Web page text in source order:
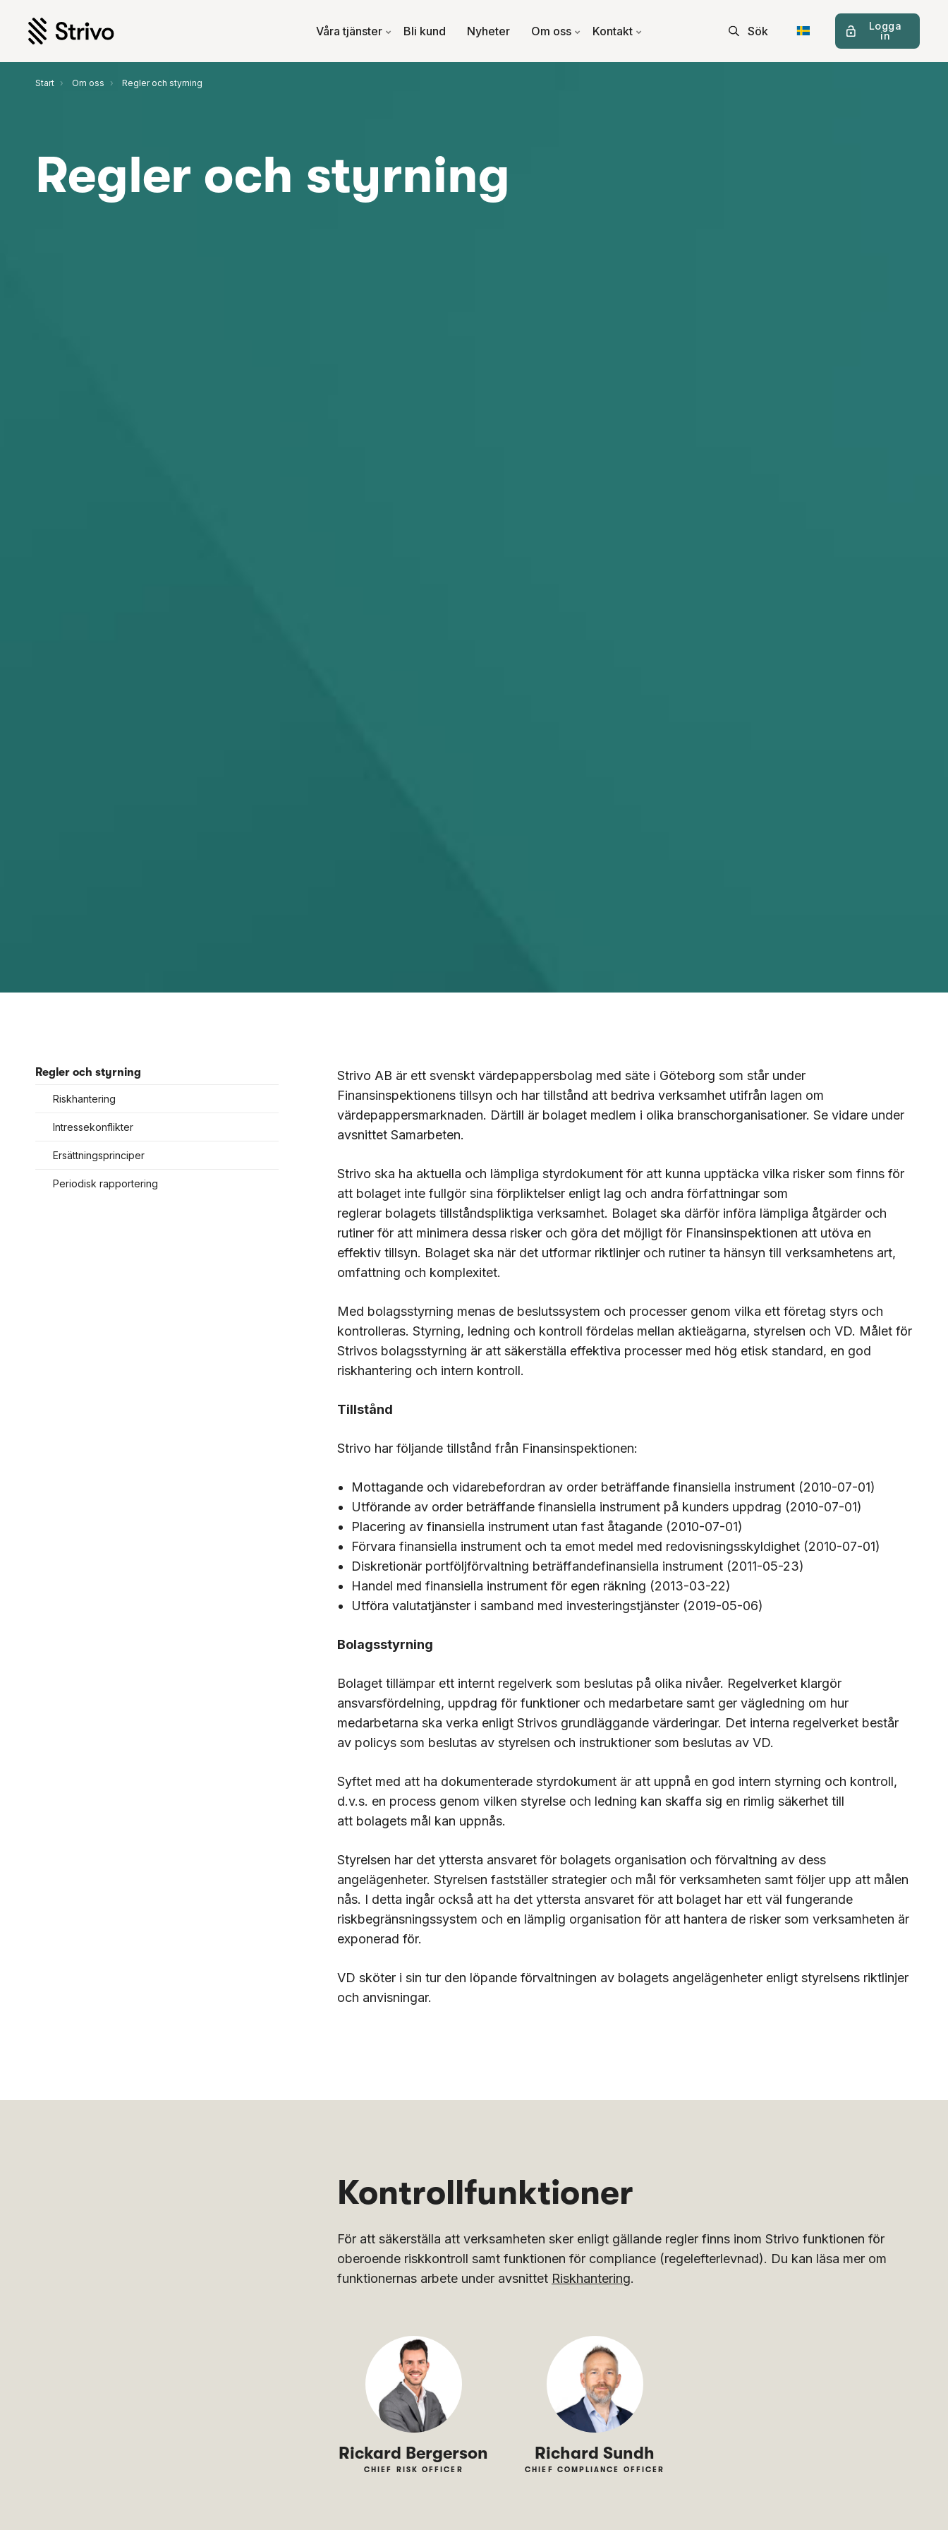
Våra tjänster Bli kund Nyheter Om oss Kontakt Sök
Logga
in
Start Om oss Regler och styrning
Regler och styrning
Strivo AB är ett svenskt värdepappersbolag med säte i Göteborg som står under
Finansinspektionens tillsyn och har tillstånd att bedriva verksamhet utifrån lagen om
värdepappersmarknaden. Därtill är bolaget medlem i olika branschorganisationer. Se vidare under
avsnittet Samarbeten.
Strivo ska ha aktuella och lämpliga styrdokument för att kunna upptäcka vilka risker som finns för
att bolaget inte fullgör sina förpliktelser enligt lag och andra författningar som
reglerar bolagets tillståndspliktiga verksamhet. Bolaget ska därför införa lämpliga åtgärder och
rutiner för att minimera dessa risker och göra det möjligt för Finansinspektionen att utöva en
effektiv tillsyn. Bolaget ska när det utformar riktlinjer och rutiner ta hänsyn till verksamhetens art,
omfattning och komplexitet.
Med bolagsstyrning menas de beslutssystem och processer genom vilka ett företag styrs och
kontrolleras. Styrning, ledning och kontroll fördelas mellan aktieägarna, styrelsen och VD. Målet för
Strivos bolagsstyrning är att säkerställa effektiva processer med hög etisk standard, en god
riskhantering och intern kontroll.
Tillstånd
Strivo har följande tillstånd från Finansinspektionen:
Mottagande och vidarebefordran av order beträffande finansiella instrument (2010-07-01)
Utförande av order beträffande finansiella instrument på kunders uppdrag (2010-07-01)
Placering av finansiella instrument utan fast åtagande (2010-07-01)
Förvara finansiella instrument och ta emot medel med redovisningsskyldighet (2010-07-01)
Diskretionär portföljförvaltning beträffandefinansiella instrument (2011-05-23)
Handel med finansiella instrument för egen räkning (2013-03-22)
Utföra valutatjänster i samband med investeringstjänster (2019-05-06)
Bolagsstyrning
Bolaget tillämpar ett internt regelverk som beslutas på olika nivåer. Regelverket klargör
ansvarsfördelning, uppdrag för funktioner och medarbetare samt ger vägledning om hur
medarbetarna ska verka enligt Strivos grundläggande värderingar. Det interna regelverket består
av policys som beslutas av styrelsen och instruktioner som beslutas av VD.
Syftet med att ha dokumenterade styrdokument är att uppnå en god intern styrning och kontroll,
d.v.s. en process genom vilken styrelse och ledning kan skaffa sig en rimlig säkerhet till
att bolagets mål kan uppnås.
Styrelsen har det yttersta ansvaret för bolagets organisation och förvaltning av dess
angelägenheter. Styrelsen fastställer strategier och mål för verksamheten samt följer upp att målen
nås. I detta ingår också att ha det yttersta ansvaret för att bolaget har ett väl fungerande
riskbegränsningssystem och en lämplig organisation för att hantera de risker som verksamheten är
exponerad för.
VD sköter i sin tur den löpande förvaltningen av bolagets angelägenheter enligt styrelsens riktlinjer
och anvisningar.
Regler och styrning
Riskhantering
Intressekonflikter
Ersättningsprinciper
Periodisk rapportering
Kontrollfunktioner
För att säkerställa att verksamheten sker enligt gällande regler finns inom Strivo funktionen för
oberoende riskkontroll samt funktionen för compliance (regelefterlevnad). Du kan läsa mer om
funktionernas arbete under avsnittet Riskhantering.
Rickard Bergerson
CHIEF RISK OFFICER
Richard Sundh
CHIEF COMPLIANCE OFFICER